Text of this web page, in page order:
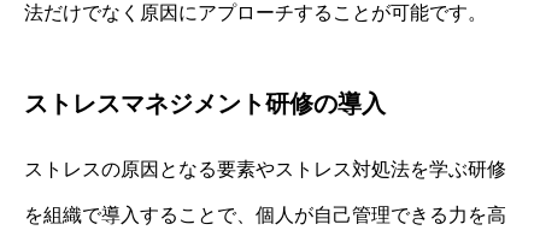
法だけでなく原因にアプローチすることが可能です。
ストレスマネジメント研修の導入
ストレスの原因となる要素やストレス対処法を学ぶ研修
を組織で導入することで、個人が自己管理できる力を高